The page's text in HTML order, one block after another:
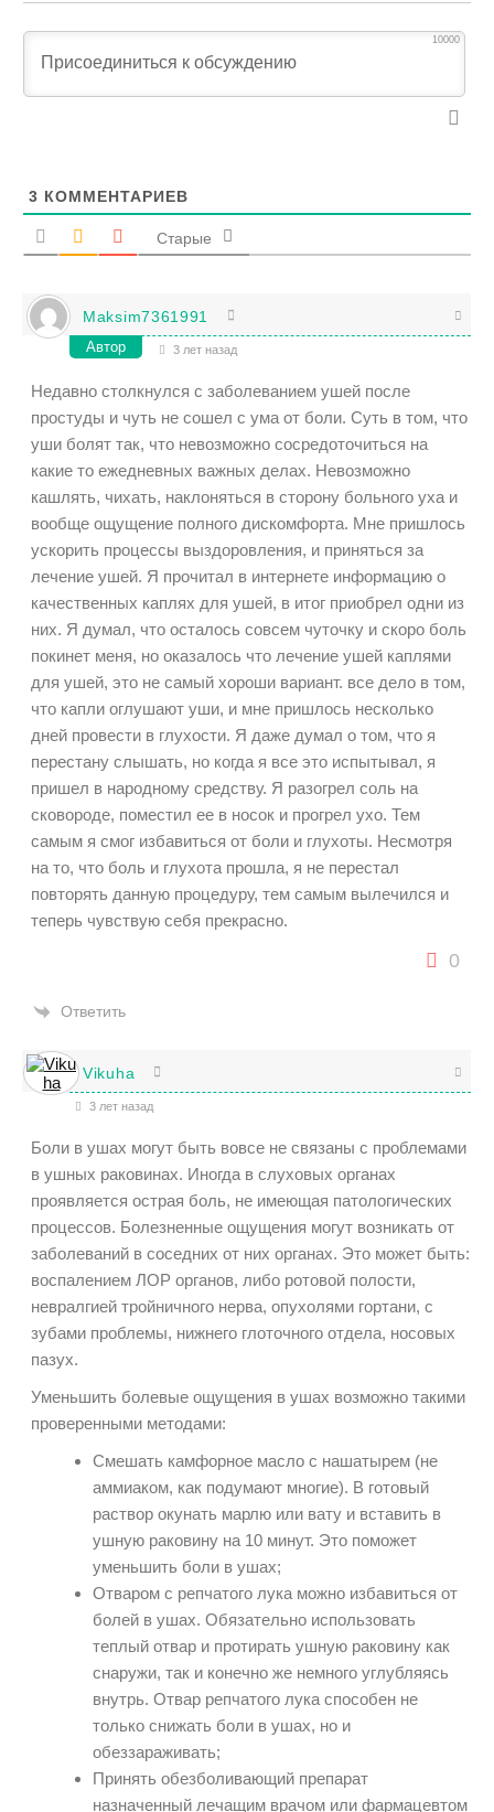
10000
3 КОММЕНТАРИЕВ
Старые
Maksim7361991
Автор 3 лет назад
Недавно столкнулся с заболеванием ушей после
простуды и чуть не сошел с ума от боли. Суть в том, что
уши болят так, что невозможно сосредоточиться на
какие то ежедневных важных делах. Невозможно
кашлять, чихать, наклоняться в сторону больного уха и
вообще ощущение полного дискомфорта. Мне пришлось
ускорить процессы выздоровления, и приняться за
лечение ушей. Я прочитал в интернете информацию о
качественных каплях для ушей, в итог приобрел одни из
них. Я думал, что осталось совсем чуточку и скоро боль
покинет меня, но оказалось что лечение ушей каплями
для ушей, это не самый хороши вариант. все дело в том,
что капли оглушают уши, и мне пришлось несколько
дней провести в глухости. Я даже думал о том, что я
перестану слышать, но когда я все это испытывал, я
пришел в народному средству. Я разогрел соль на
сковороде, поместил ее в носок и прогрел ухо. Тем
самым я смог избавиться от боли и глухоты. Несмотря
на то, что боль и глухота прошла, я не перестал
повторять данную процедуру, тем самым вылечился и
теперь чувствую себя прекрасно.
0
Ответить
Vikuha
3 лет назад
Боли в ушах могут быть вовсе не связаны с проблемами
в ушных раковинах. Иногда в слуховых органах
проявляется острая боль, не имеющая патологических
процессов. Болезненные ощущения могут возникать от
заболеваний в соседних от них органах. Это может быть:
воспалением ЛОР органов, либо ротовой полости,
невралгией тройничного нерва, опухолями гортани, с
зубами проблемы, нижнего глоточного отдела, носовых
пазух.
Уменьшить болевые ощущения в ушах возможно такими
проверенными методами:
Смешать камфорное масло с нашатырем (не
аммиаком, как подумают многие). В готовый
раствор окунать марлю или вату и вставить в
ушную раковину на 10 минут. Это поможет
уменьшить боли в ушах;
Отваром с репчатого лука можно избавиться от
болей в ушах. Обязательно использовать
теплый отвар и протирать ушную раковину как
снаружи, так и конечно же немного углубляясь
внутрь. Отвар репчатого лука способен не
только снижать боли в ушах, но и
обеззараживать;
Принять обезболивающий препарат
назначенный лечащим врачом или фармацевтом